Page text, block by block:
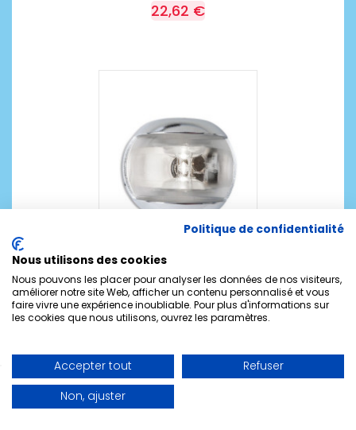
22,62 €
Feu de navigation Orsa LED - coque inox - mât
34,60 €
Politique de confidentialité
Nous utilisons des cookies
Nous pouvons les placer pour analyser les données de nos visiteurs,
améliorer notre site Web, afficher un contenu personnalisé et vous
faire vivre une expérience inoubliable. Pour plus d'informations sur
les cookies que nous utilisons, ouvrez les paramètres.
Accepter tout
Refuser
Non, ajuster